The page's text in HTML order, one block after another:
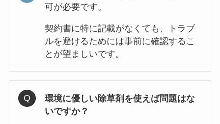
可が必要です。
契約書に特に記載がなくても、トラブ
ルを避けるためには事前に確認するこ
とが望ましいです。
環境に優しい除草剤を使えば問題はな
いですか？